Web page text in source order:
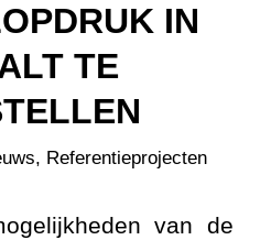
IN
TE
, Referentieprojecten
van de